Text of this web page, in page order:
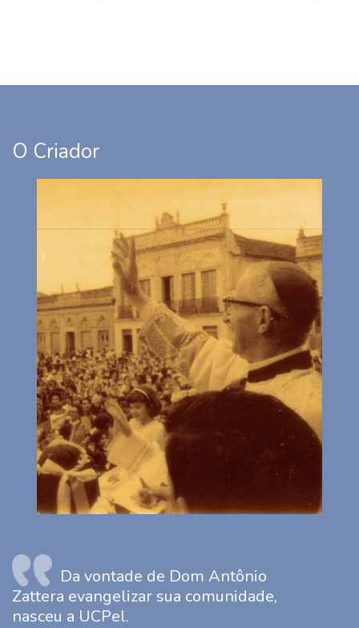
O Criador
Da vontade de Dom Antônio
Zattera evangelizar sua comunidade,
nasceu a UCPel.